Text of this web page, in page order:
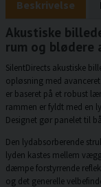
Beskrivelse
Akustiske
rum og blødere
SilentDirects akustiske
opløsning med
er baseret på et robust
rammen er fyldt med en
Designet gør panelet til
Den lydabsorberende
lyden kastes mellem
dæmpe forstyrrende
og det generelle